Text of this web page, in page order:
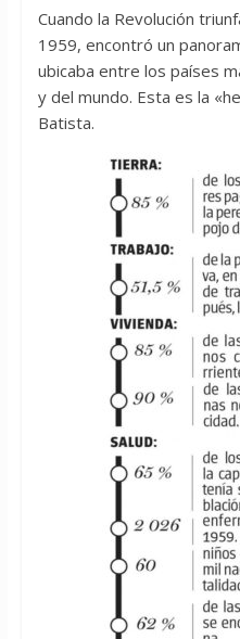
Cuando la Revolución
1959, encontró un
ubicaba entre los países
y del mundo. Esta es la
Batista.